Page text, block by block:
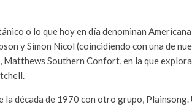
o lo que hoy en día denominan
y Simon Nicol (coincidiendo con una de
Southern Confort, en la que
década de 1970 con otro grupo,